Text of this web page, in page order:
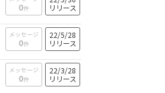
0件
リリース
メッセージ
0件
22/5/28
リリース
メッセージ
0件
22/3/28
リリース